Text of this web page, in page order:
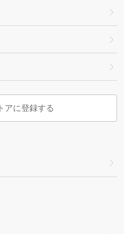
アに登録する